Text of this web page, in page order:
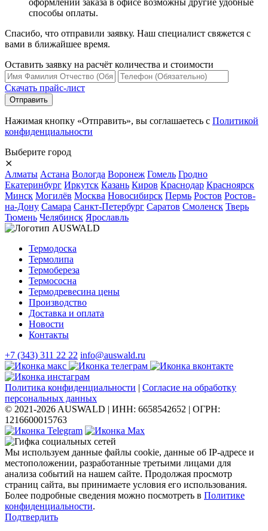
способы оплаты.
Спасибо, что отправили заявку. Наш специалист свяжется с
вами в ближайшее время.
Оставить заявку на расчёт количества и стоимости
Скачать прайс-лист
Нажимая кнопку «Отправить», вы соглашаетесь с Политикой
конфиденциальности
Выберите город
⨯
Алматы Астана Вологда Воронеж Гомель Гродно
Екатеринбург Иркутск Казань Киров Краснодар Красноярск
Минск Могилёв Москва Новосибирск Пермь Ростов Ростов-
на-Дону Самара Санкт-Петербург Саратов Смоленск Тверь
Тюмень Челябинск Ярославль
Термодоска
Термолипа
Термобереза
Термососна
Термодревесина цены
Производство
Доставка и оплата
Новости
Контакты
+7 (343) 311 22 22 info@auswald.ru
Политика конфиденциальности | Согласие на обработку
персональных данных
© 2021-2026 AUSWALD | ИНН: 6658542652 | ОГРН:
1216600015763
Мы используем данные файлы cookie, данные об IP-адресе и
местоположении, разработанные третьими лицами для
анализа событий на нашем сайте. Продолжая просмотр
страниц сайта, вы принимаете условия его использования.
Более подробные сведения можно посмотреть в Политике
конфиденциальности.
Подтвердить